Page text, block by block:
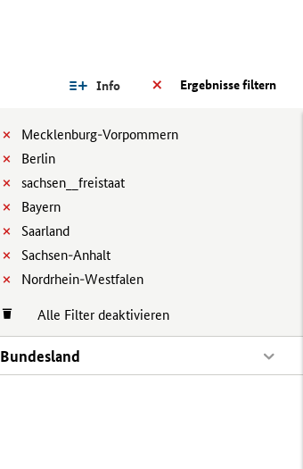
Ergebnisse filtern
Info
Mecklenburg-Vorpommern
Berlin
sachsen__freistaat
Bayern
Saarland
Sachsen-Anhalt
Nordrhein-Westfalen
Alle Filter deaktivieren
Bundesland